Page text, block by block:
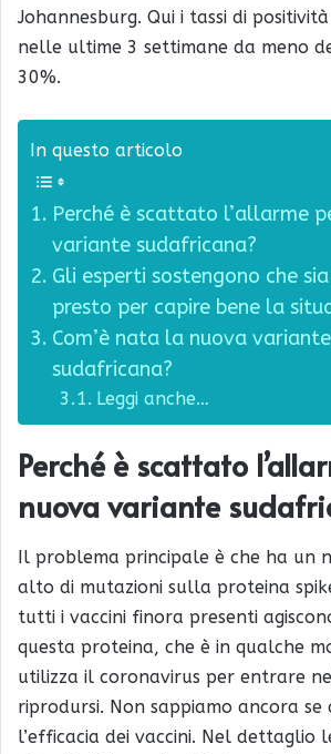
Johannesburg. Qui i tassi di
nelle ultime 3 settimane da meno
30%.
In questo articolo
Perché è scattato l’allarme
variante sudafricana?
Gli esperti sostengono che
presto per capire bene la
Com’è nata la nuova variante
sudafricana?
Leggi anche…
Perché è scattato
nuova variante
Il problema principale è che ha un
alto di mutazioni sulla proteina
tutti i vaccini finora presenti
questa proteina, che è in qualche
utilizza il coronavirus per entrare
riprodursi. Non sappiamo ancora se
l’efficacia dei vaccini. Nel dettaglio